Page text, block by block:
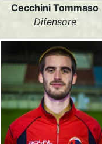
Cecchini Tommaso
Difensore